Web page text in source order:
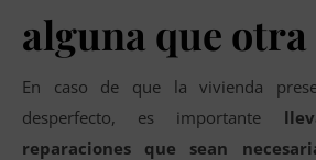
alguna que
En caso de que la vivienda
desperfecto, es importante
reparaciones que sean